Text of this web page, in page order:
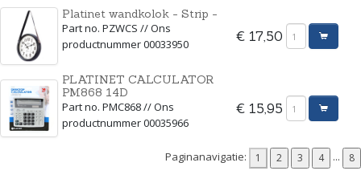
Platinet wandkolok - Strip -
Part no. PZWCS // Ons
productnummer 00033950
€ 17,50
PLATINET CALCULATOR
PM868 14D
Part no. PMC868 // Ons
productnummer 00035966
€ 15,95
Paginanavigatie: ...